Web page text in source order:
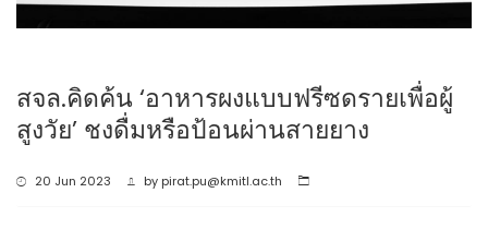
สจล.คิดค้น ‘อาหารผงแบบฟรีซดรายเพื่อผู้
สูงวัย’ ชงดื่มหรือป้อนผ่านสายยาง
20 Jun 2023 by pirat.pu@kmitl.ac.th